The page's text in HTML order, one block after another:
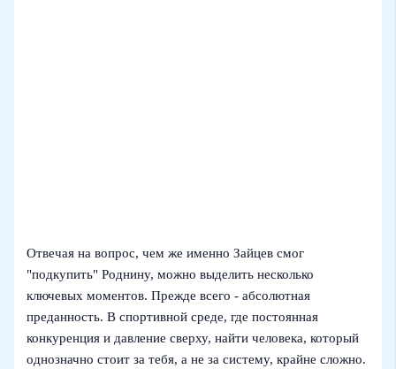
Отвечая на вопрос, чем же именно Зайцев смог
"подкупить" Роднину, можно выделить несколько
ключевых моментов. Прежде всего - абсолютная
преданность. В спортивной среде, где постоянная
конкуренция и давление сверху, найти человека, который
однозначно стоит за тебя, а не за систему, крайне сложно.